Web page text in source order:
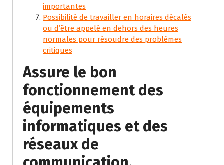
importantes
Possibilité de travailler en horaires décalés
ou d’être appelé en dehors des heures
normales pour résoudre des problèmes
critiques
Assure le bon
fonctionnement des
équipements
informatiques et des
réseaux de